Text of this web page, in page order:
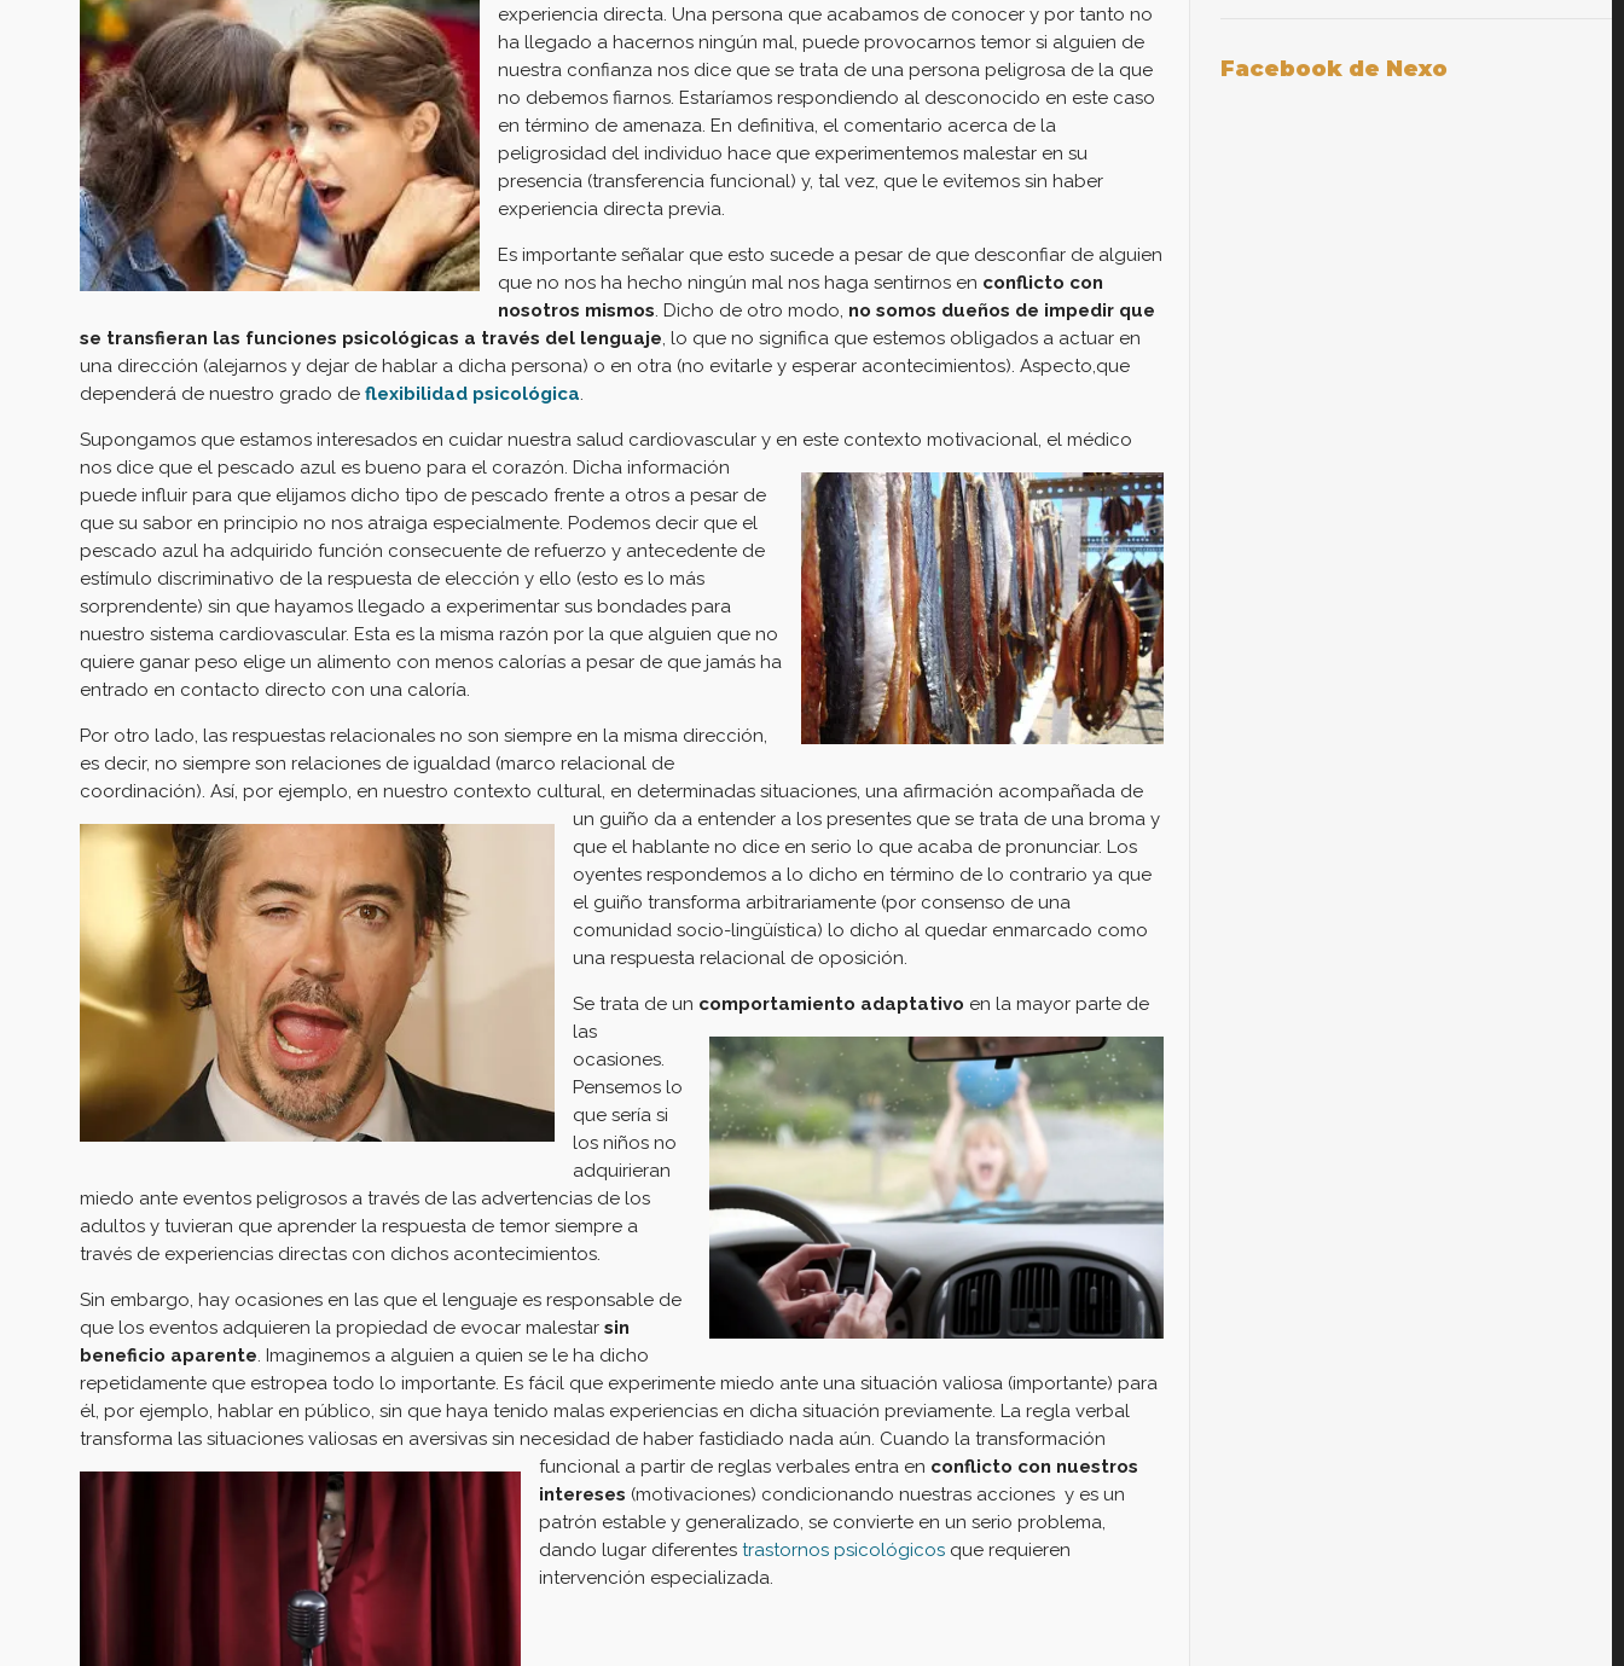
experiencia directa. Una persona que acabamos de conocer y por tanto no
ha llegado a hacernos ningún mal, puede provocarnos temor si alguien de
nuestra confianza nos dice que se trata de una persona peligrosa de la que
no debemos fiarnos. Estaríamos respondiendo al desconocido en este caso
en término de amenaza. En definitiva, el comentario acerca de la
peligrosidad del individuo hace que experimentemos malestar en su
presencia (transferencia funcional) y, tal vez, que le evitemos sin haber
experiencia directa previa.
Es importante señalar que esto sucede a pesar de que desconfiar de alguien
que no nos ha hecho ningún mal nos haga sentirnos en conflicto con
nosotros mismos. Dicho de otro modo, no somos dueños de impedir que
se transfieran las funciones psicológicas a través del lenguaje, lo que no significa que estemos obligados a actuar en
una dirección (alejarnos y dejar de hablar a dicha persona) o en otra (no evitarle y esperar acontecimientos). Aspecto,que
dependerá de nuestro grado deflexibilidad psicológica.
Supongamos que estamos interesados en cuidar nuestra salud cardiovascular y en este contexto motivacional, el médico
nos dice que el pescado azul es bueno para el corazón. Dicha información
puede influir para que elijamos dicho tipo de pescado frente a otros a pesar de
que su sabor en principio no nos atraiga especialmente. Podemos decir que el
pescado azul ha adquirido función consecuente de refuerzo y antecedente de
estímulo discriminativo de la respuesta de elección y ello (esto es lo más
sorprendente) sin que hayamos llegado a experimentar sus bondades para
nuestro sistema cardiovascular. Esta es la misma razón por la que alguien que no
quiere ganar peso elige un alimento con menos calorías a pesar de que jamás ha
entrado en contacto directo con una caloría.
Por otro lado, las respuestas relacionales no son siempre en la misma dirección,
es decir, no siempre son relaciones de igualdad (marco relacional de
coordinación). Así, por ejemplo, en nuestro contexto cultural, en determinadas situaciones, una afirmación acompañada de
un guiño da a entender a los presentes que se trata de una broma y
que el hablante no dice en serio lo que acaba de pronunciar. Los
oyentes respondemos a lo dicho en término de lo contrario ya que
el guiño transforma arbitrariamente (por consenso de una
comunidad socio-lingüística) lo dicho al quedar enmarcado como
una respuesta relacional de oposición.
Se trata de un comportamiento adaptativo en la mayor parte de
las
ocasiones.
Pensemos lo
que sería si
los niños no
adquirieran
miedo ante eventos peligrosos a través de las advertencias de los
adultos y tuvieran que aprender la respuesta de temor siempre a
través de experiencias directas con dichos acontecimientos.
Sin embargo, hay ocasiones en las que el lenguaje es responsable de
que los eventos adquieren la propiedad de evocar malestar sin
beneficio aparente. Imaginemos a alguien a quien se le ha dicho
repetidamente que estropea todo lo importante. Es fácil que experimente miedo ante una situación valiosa (importante) para
él, por ejemplo, hablar en público, sin que haya tenido malas experiencias en dicha situación previamente. La regla verbal
transforma las situaciones valiosas en aversivas sin necesidad de haber fastidiado nada aún. Cuando la transformación
funcional a partir de reglas verbales entra en conflicto con nuestros
intereses (motivaciones) condicionando nuestras acciones y es un
patrón estable y generalizado, se convierte en un serio problema,
dando lugar diferentestrastornos psicológicos que requieren
intervención especializada.
Facebook de Nexo